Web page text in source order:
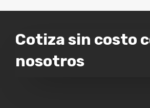
Cotiza sin costo
nosotros